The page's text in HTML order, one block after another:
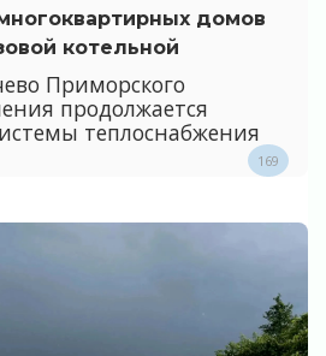
домов
котельной
Приморского
продолжается
теплоснабжения
169